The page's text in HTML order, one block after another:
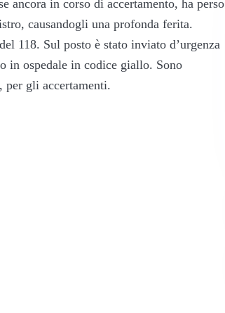
ancora in corso di accertamento, ha perso
causandogli una profonda ferita.
118. Sul posto è stato inviato d’urgenza
in ospedale in codice giallo. Sono
gli accertamenti.